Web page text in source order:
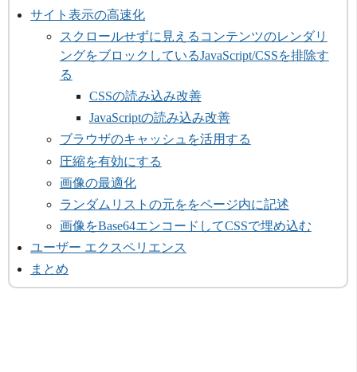
サイト表示の高速化
スクロールせずに見えるコンテンツのレンダリ
ングをブロックしているJavaScript/CSSを排除す
る
CSSの読み込み改善
JavaScriptの読み込み改善
ブラウザのキャッシュを活用する
圧縮を有効にする
画像の最適化
ランダムリストの元ををページ内に記述
画像をBase64エンコードしてCSSで埋め込む
ユーザー エクスペリエンス
まとめ